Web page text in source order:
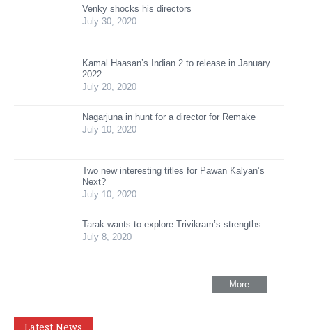
Venky shocks his directors
July 30, 2020
Kamal Haasan’s Indian 2 to release in January
2022
July 20, 2020
Nagarjuna in hunt for a director for Remake
July 10, 2020
Two new interesting titles for Pawan Kalyan’s
Next?
July 10, 2020
Tarak wants to explore Trivikram’s strengths
July 8, 2020
More
Latest News